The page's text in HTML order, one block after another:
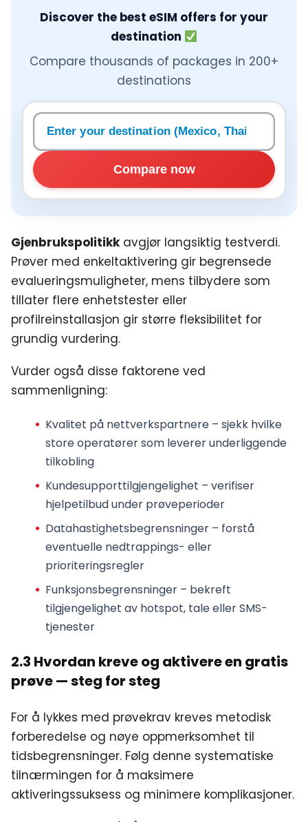
Discover the best eSIM offers for your
destination
Compare thousands of packages in 200+
destinations
Search a destination
Compare now
Gjenbrukspolitikkavgjør langsiktig testverdi.
Prøver med enkeltaktivering gir begrensede
evalueringsmuligheter, mens tilbydere som
tillater flere enhetstester eller
profilreinstallasjon gir større fleksibilitet for
grundig vurdering.
Vurder også disse faktorene ved
sammenligning:
Kvalitet på nettverkspartnere – sjekk hvilke
store operatører som leverer underliggende
tilkobling
Kundesupporttilgjengelighet – verifiser
hjelpetilbud under prøveperioder
Datahastighetsbegrensninger – forstå
eventuelle nedtrappings- eller
prioriteringsregler
Funksjonsbegrensninger – bekreft
tilgjengelighet av hotspot, tale eller SMS-
tjenester
2.3 Hvordan kreve og aktivere en gratis
prøve — steg for steg
For å lykkes med prøvekrav kreves metodisk
forberedelse og nøye oppmerksomhet til
tidsbegrensninger. Følg denne systematiske
tilnærmingen for å maksimere
aktiveringssuksess og minimere komplikasjoner.